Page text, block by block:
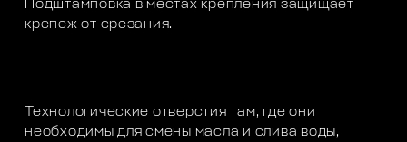
Подштамповка в местах крепления защищает
крепеж от срезания.
Технологические отверстия там, где они
необходимы для смены масла и слива воды,